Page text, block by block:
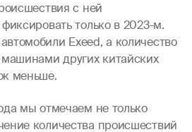
с ней
только в 2023-м.
Exeed, а количество
других китайских
меньше.
мы отмечаем не только
количества происшествий